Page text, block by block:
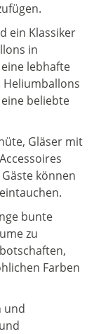
ein Klassiker
in
lebhafte
beliebte
Gläser mit
können
bunte
zu
Farben
und